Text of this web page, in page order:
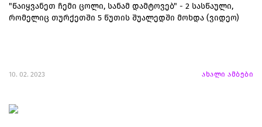
"წაიყვანეთ ჩემი ცოლი, სანამ დამტოვებ" - 2 სასწაული,
რომელიც თურქეთში 5 წუთის შუალედში მოხდა (ვიდეო)
10. 02. 2023 ახალი ამბები